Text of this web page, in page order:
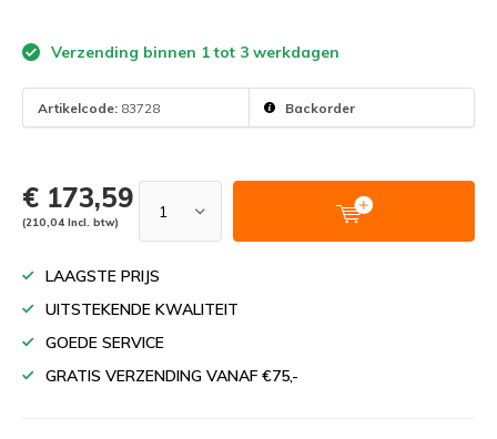
Verzending binnen 1 tot 3 werkdagen
Artikelcode: 83728 Backorder
€ 173,59
(210,04 Incl. btw)
LAAGSTE PRIJS
UITSTEKENDE KWALITEIT
GOEDE SERVICE
GRATIS VERZENDING VANAF €75,-